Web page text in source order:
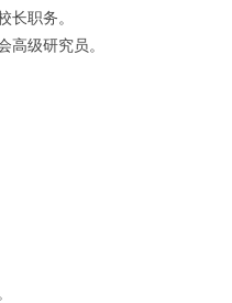
长职务。
高级研究员。